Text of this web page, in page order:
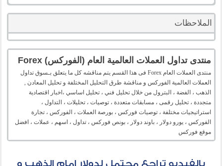
الملاحظات
منتدى تداول العملات العالمية العام (الفوركس) Forex
منتدى العملات العام Forex فى هذا القسم يتم مناقشه كل ما يتعلق بـسوق تداول
العملات العالمية الفوركس و مناقشة طرق التحليل المختلفة و تحليل المعادن ,
الذهب ، الفضة ، البترول من خلال تحليل فني ، تحليل اساسي ،اخبار اقتصادية
متجددة ، تحليل رقمى ، مسابقات متعددة ، توصيات ، تحليلات ، التداول ،
استراتيجيات مختلفة ، توصيات فوركس ، بورصة العملات ، الفوركس ، تجارة
الفوركس ، يورو دولار ، باوند دولار ، بونص فوركس ، تداول ، اسهم ، عملات ، افضل
موقع فوركس
بالفيديو تراجع محتمل لدولار امام الذهب و